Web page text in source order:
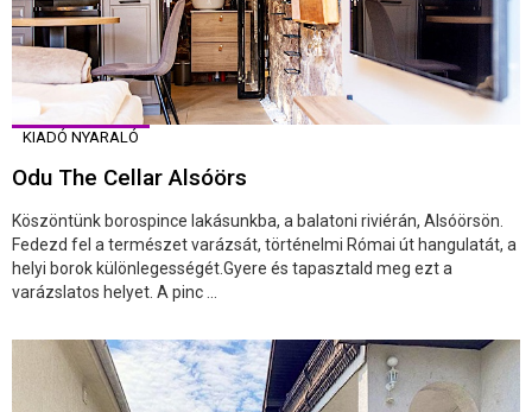
KIADÓ NYARALÓ
Odu The Cellar Alsóörs
Köszöntünk borospince lakásunkba, a balatoni riviérán, Alsóörsön.
Fedezd fel a természet varázsát, történelmi Római út hangulatát, a
helyi borok különlegességét.Gyere és tapasztald meg ezt a
varázslatos helyet. A pinc ...